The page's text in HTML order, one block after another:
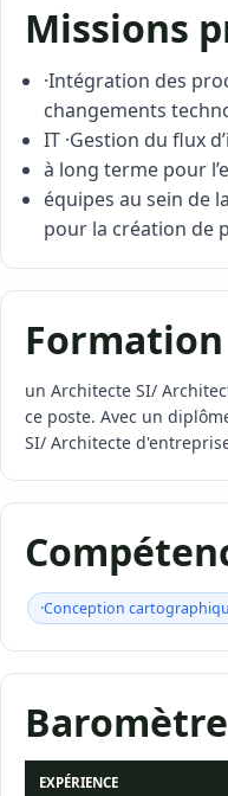
Missions
·Intégration des
changements
IT ·Gestion du flux
à long terme pour
équipes au sein de
pour la création de
Formation
un Architecte SI/
ce poste. Avec un
SI/ Architecte
·Conception
EXPÉRIENCE